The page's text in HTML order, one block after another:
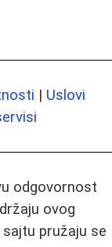
| Uslovi
odgovornost
ovog
pružaju se